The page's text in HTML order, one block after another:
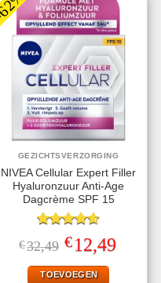
GEZICHTSVERZORGING
NIVEA Cellular Expert Filler
Hyaluronzuur Anti-Age
Dagcrème SPF 15
Gewaardeerd
4.60uit 5
€32,49 Oorspronkelijke
prijs
was:
€32,49.
€12,49Huidige
prijs
TOEVOEGEN